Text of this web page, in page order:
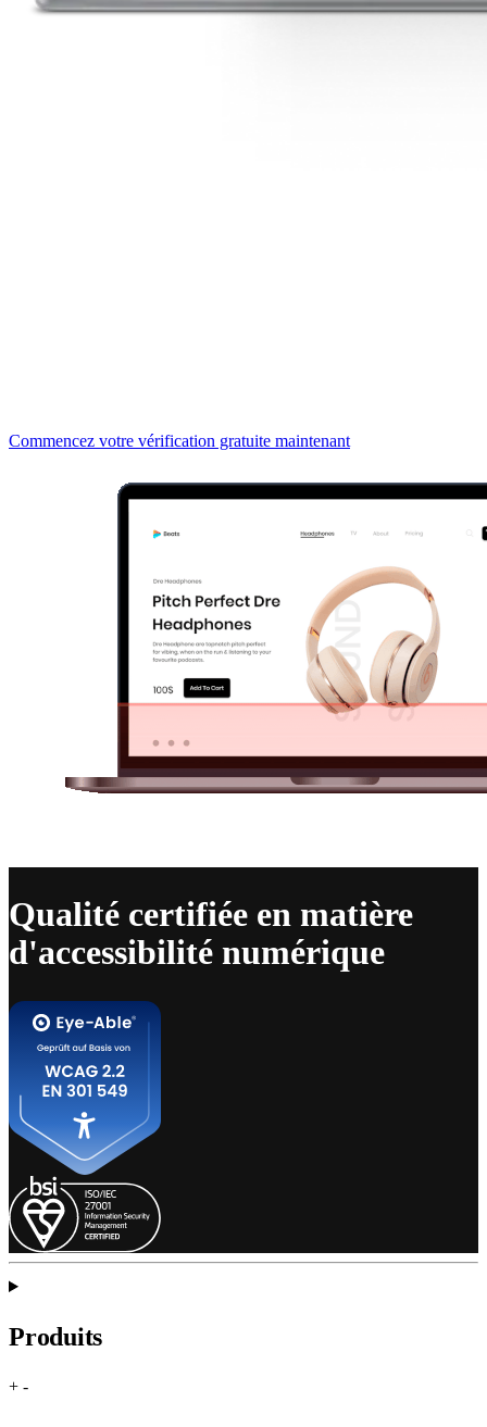
Commencez votre vérification gratuite maintenant
Qualité certifiée en matière
d'accessibilité numérique
Produits
+ -